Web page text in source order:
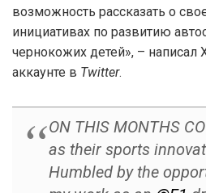
возможность рассказать о
инициативах по развитию
чернокожих детей», –
аккаунте в Twitter.
ON THIS MONTHS
as their sports
Humbled by the